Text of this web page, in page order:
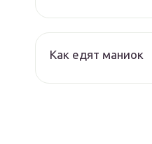
Как едят маниок